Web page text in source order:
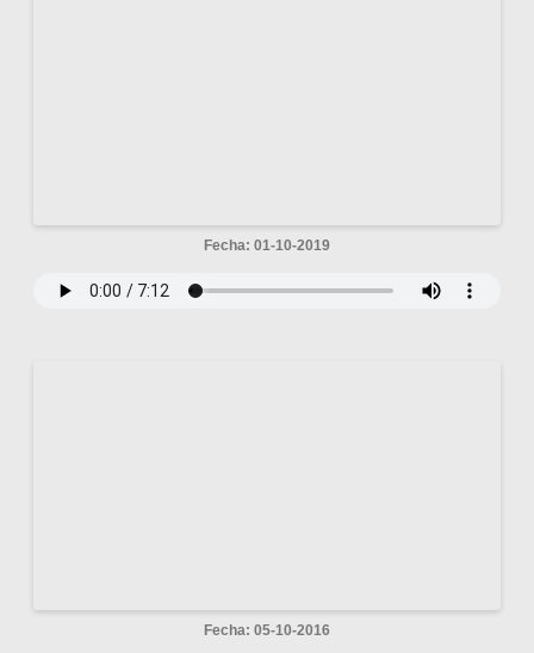
Fecha: 01-10-2019
Fecha: 05-10-2016